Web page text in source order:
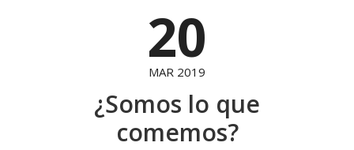
20
MAR 2019
¿Somos lo que
comemos?